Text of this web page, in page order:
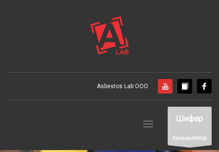
Asbestos Lab ООО
Шифер
Калькулятор